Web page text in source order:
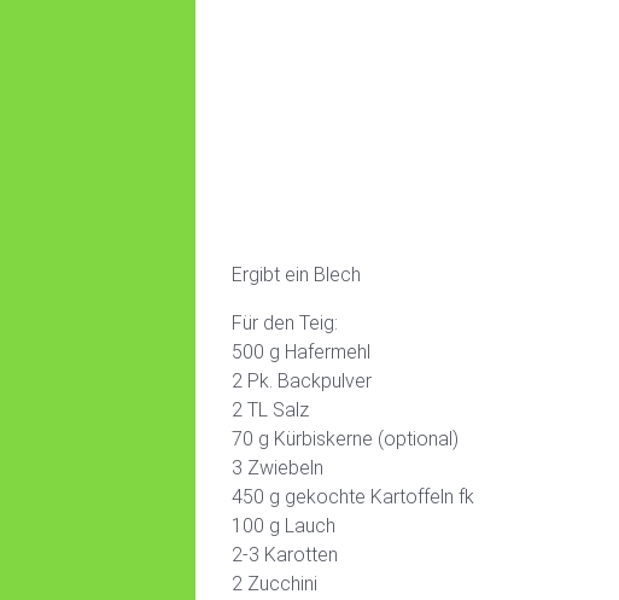
Ergibt ein Blech
Für den Teig:
500 g Hafermehl
2 Pk. Backpulver
2 TL Salz
70 g Kürbiskerne (optional)
3 Zwiebeln
450 g gekochte Kartoffeln fk
100 g Lauch
2-3 Karotten
2 Zucchini